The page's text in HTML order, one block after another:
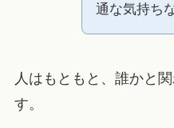
通な気持ち
人はもともと、誰かと
す。